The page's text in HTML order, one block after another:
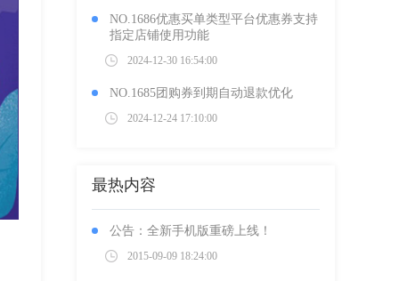
NO.1686优惠买单类型平台优惠券支持
指定店铺使用功能
2024-12-30 16:54:00
NO.1685团购券到期自动退款优化
2024-12-24 17:10:00
最热内容
公告：全新手机版重磅上线！
2015-09-09 18:24:00